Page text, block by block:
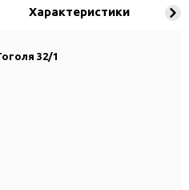
Характеристики
32/1